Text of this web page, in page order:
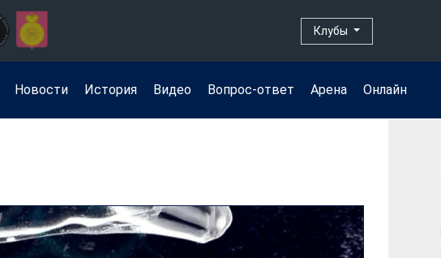
Клубы
Новости История Видео Вопрос-ответ Арена Онлайн